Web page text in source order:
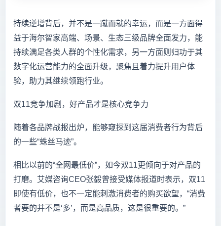
持续逆增背后，并不是一蹴而就的幸运，而是一方面得
益于海尔智家高端、场景、生态三级品牌全面发力，能
持续满足各类人群的个性化需求，另一方面则归功于其
数字化运营能力的全面升级，聚焦且着力提升用户体
验，助力其继续领跑行业。
双11竞争加剧，好产品才是核心竞争力
随着各品牌战报出炉，能够窥探到这届消费者行为背后
的一些“蛛丝马迹”。
相比以前的“全网最低价”，如今双11更倾向于对产品的
打磨。艾媒咨询CEO张毅曾接受媒体报道时表示，双11
即使有低价，也不一定能刺激消费者的购买欲望，“消费
者要的并不是‘多’，而是高品质，这是很重要的。”